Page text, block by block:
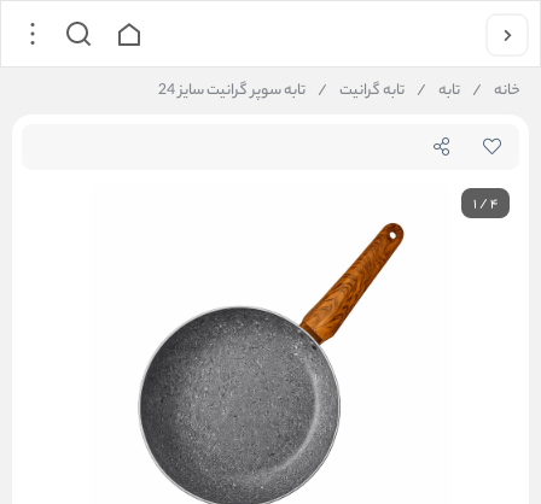
خانه / تابه / تابه گرانیت / تابه سوپر گرانیت سایز 24
1/4